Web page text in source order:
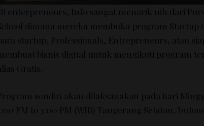
enterpreneurs, Info sangat menarik nih dari
dimana mereka membuka program Startup
startup, Professionals, Entrepreneurs, atau
bisnis digital untuk mengikuti program
Gratis.
sendiri akan dilaksanakan pada hari
PM to 3:00 PM (WIB) Tangerang Selatan,